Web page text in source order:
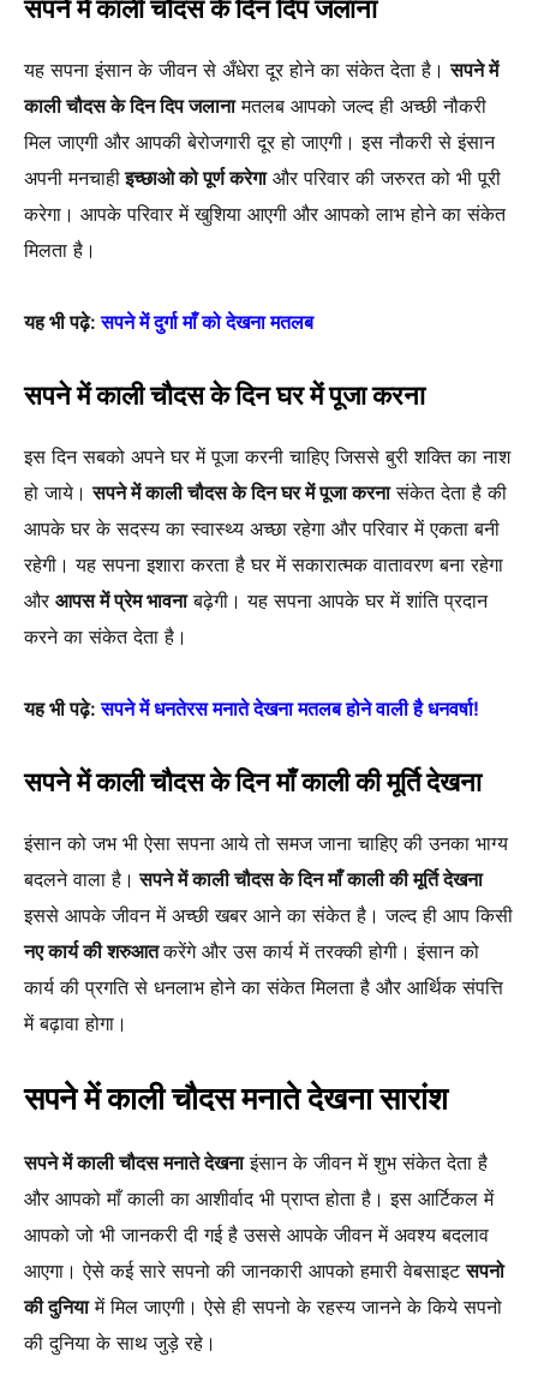
सपने में काली चौदस के दिन दिप जलाना
यह सपना इंसान के जीवन से अँधेरा दूर होने का संकेत देता है।सपने में
काली चौदस के दिन दिप जलानामतलब आपको जल्द ही अच्छी नौकरी
मिल जाएगी और आपकी बेरोजगारी दूर हो जाएगी। इस नौकरी से इंसान
अपनी मनचाहीइच्छाओ को पूर्ण करेगाऔर परिवार की जरुरत को भी पूरी
करेगा। आपके परिवार में खुशिया आएगी और आपको लाभ होने का संकेत
मिलता है।
यह भी पढ़े:सपने में दुर्गा माँ को देखना मतलब
सपने में काली चौदस के दिन घर में पूजा करना
इस दिन सबको अपने घर में पूजा करनी चाहिए जिससे बुरी शक्ति का नाश
हो जाये।सपने में काली चौदस के दिन घर में पूजा करनासंकेत देता है की
आपके घर के सदस्य का स्वास्थ्य अच्छा रहेगा और परिवार में एकता बनी
रहेगी। यह सपना इशारा करता है घर में सकारात्मक वातावरण बना रहेगा
और आपस में प्रेम भावनाबढ़ेगी। यह सपना आपके घर में शांति प्रदान
करने का संकेत देता है।
यह भी पढ़े:सपने में धनतेरस मनाते देखना मतलब होने वाली है धनवर्षा!
सपने में काली चौदस के दिन माँ काली की मूर्ति देखना
इंसान को जभ भी ऐसा सपना आये तो समज जाना चाहिए की उनका भाग्य
बदलने वाला है। सपने में काली चौदस के दिन माँ काली की मूर्ति देखना
इससे आपके जीवन में अच्छी खबर आने का संकेत है। जल्द ही आप किसी
नए कार्य की शरुआतकरेंगे और उस कार्य में तरक्की होगी। इंसान को
कार्य की प्रगति से धनलाभ होने का संकेत मिलता है और आर्थिक संपत्ति
में बढ़ावा होगा।
सपने में काली चौदस मनाते देखना सारांश
सपने में काली चौदस मनाते देखनाइंसान के जीवन में शुभ संकेत देता है
और आपको माँ काली का आशीर्वाद भी प्राप्त होता है। इस आर्टिकल में
आपको जो भी जानकरी दी गई है उससे आपके जीवन में अवश्य बदलाव
आएगा। ऐसे कई सारे सपनो की जानकारी आपको हमारी वेबसाइटसपनो
की दुनियामें मिल जाएगी। ऐसे ही सपनो के रहस्य जानने के किये सपनो
की दुनिया के साथ जुड़े रहे।